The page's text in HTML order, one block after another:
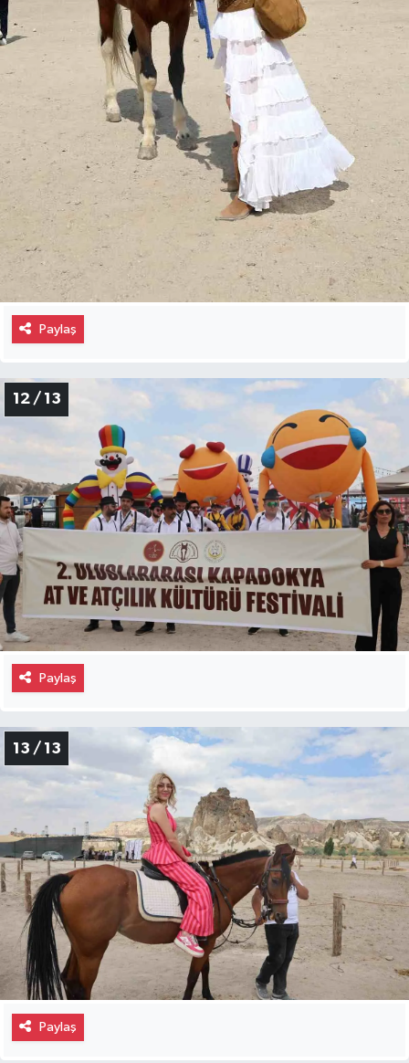
Paylaş
12 / 13
Paylaş
13 / 13
Paylaş